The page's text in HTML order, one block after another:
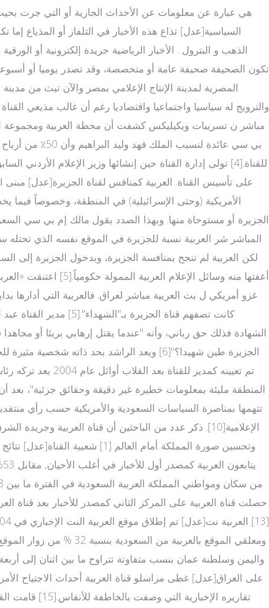
السياسية[عدل] تذاع هذه الأخبار في التلفاز أو المذياع إما
الذهب و البترول . الأخبار الرياضية جريدة إلكترونية أو
المصرية لمدينة الإنتاج الإعلامي بمصر والآن تبث من
بي سي عائدة
للقناة.[4] تولى إدارة القناة حين إنشائها وزير الإعلام
على تأسيس القناة. العربية كمنافس لقناة الجزيرة[عدل]
الأمريكية (وحتى الإسرائيلية) في المنطقة، وخصوصاً
الجزيرة أو مستوحاة منها. وبهذا الصدد يقول مالك إم بي سي
أعفتها منه وسائل
غزو أمريكي ل بث العربية مباشر لعراق. فالعربية التي أدارها
كانت تصفهم قناة
الشهادة فذلك حق رباني، وأنه "عندما يقتل إرهابي بريئا أو
تم تعيينه
الإعلامية[10]. ذكر عدد من الباحثين أن قناة العربية
على العراق[عدل] غطى مراسلو قناة العربية أحداث الاجتياح
تقاريره